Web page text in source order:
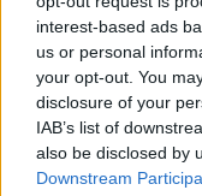
interest-based ads
us or personal
your opt-out. You
disclosure of your
IAB’s list of
also be disclosed by
Downstream